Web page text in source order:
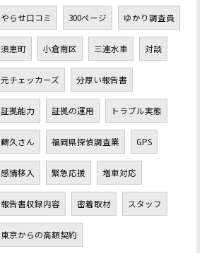
やらせ口コミ 300ページ ゆかり調査員
須恵町 小倉南区 三連水車 対談
元チェッカーズ 分厚い報告書
証拠能力 証拠の運用 トラブル実態
鶴久さん 福岡県探偵調査業 GPS
感情移入 緊急応援 増車対応
報告書収録内容 密着取材 スタッフ
東京からの高額契約